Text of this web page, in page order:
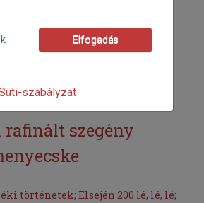
Árendás Péter
=>
rafinált szegény
történetek; Elsején 200 lé, lé, lé;
Elfogadás
szabályzat